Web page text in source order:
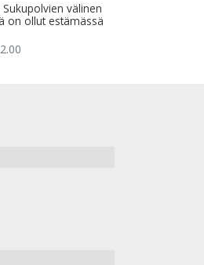
Sukupolvien välinen
on ollut estämässä